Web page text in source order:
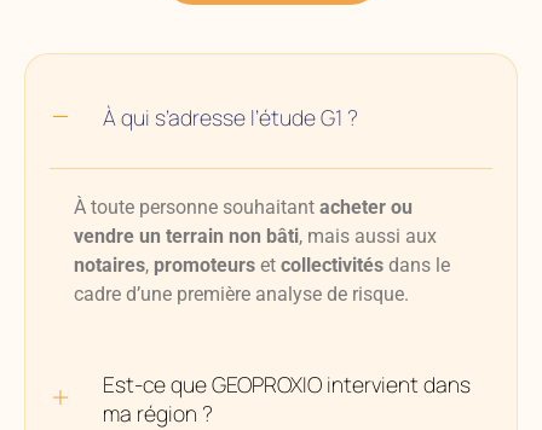
À qui s’adresse l’étude G1 ?
À toute personne souhaitant acheter ou
vendre un terrain non bâti, mais aussi aux
notaires, promoteurs et collectivités dans le
cadre d’une première analyse de risque.
Est-ce que GEOPROXIO intervient dans
ma région ?